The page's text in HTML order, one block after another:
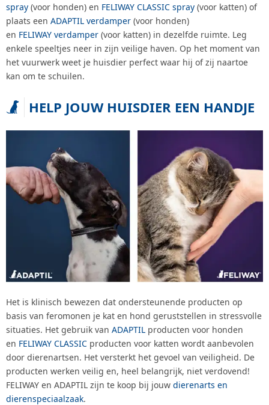
spray (voor honden) en FELIWAY CLASSIC spray (voor katten) of
plaats een ADAPTIL verdamper (voor honden)
en FELIWAY verdamper (voor katten) in dezelfde ruimte. Leg
enkele speeltjes neer in zijn veilige haven. Op het moment van
het vuurwerk weet je huisdier perfect waar hij of zij naartoe
kan om te schuilen.
HELP JOUW HUISDIER EEN HANDJE
Het is klinisch bewezen dat ondersteunende producten op
basis van feromonen je kat en hond geruststellen in stressvolle
situaties. Het gebruik van ADAPTIL producten voor honden
en FELIWAY CLASSIC producten voor katten wordt aanbevolen
door dierenartsen. Het versterkt het gevoel van veiligheid. De
producten werken veilig en, heel belangrijk, niet verdovend!
FELIWAY en ADAPTIL zijn te koop bij jouw dierenarts en
dierenspeciaalzaak.